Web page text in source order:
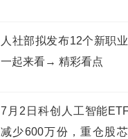
人社部拟发布12个新职
一起来看→ 精彩看点
7月2日科创人工智能
减少600万份，重仓股